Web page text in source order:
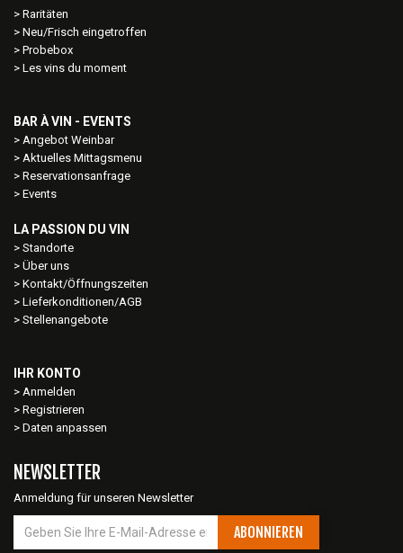
Raritäten
Neu/Frisch eingetroffen
Probebox
Les vins du moment
BAR À VIN - EVENTS
Angebot Weinbar
Aktuelles Mittagsmenu
Reservationsanfrage
Events
LA PASSION DU VIN
Standorte
Über uns
Kontakt/Öffnungszeiten
Lieferkonditionen/AGB
Stellenangebote
IHR KONTO
Anmelden
Registrieren
Daten anpassen
NEWSLETTER
Anmeldung für unseren Newsletter
ABONNIEREN